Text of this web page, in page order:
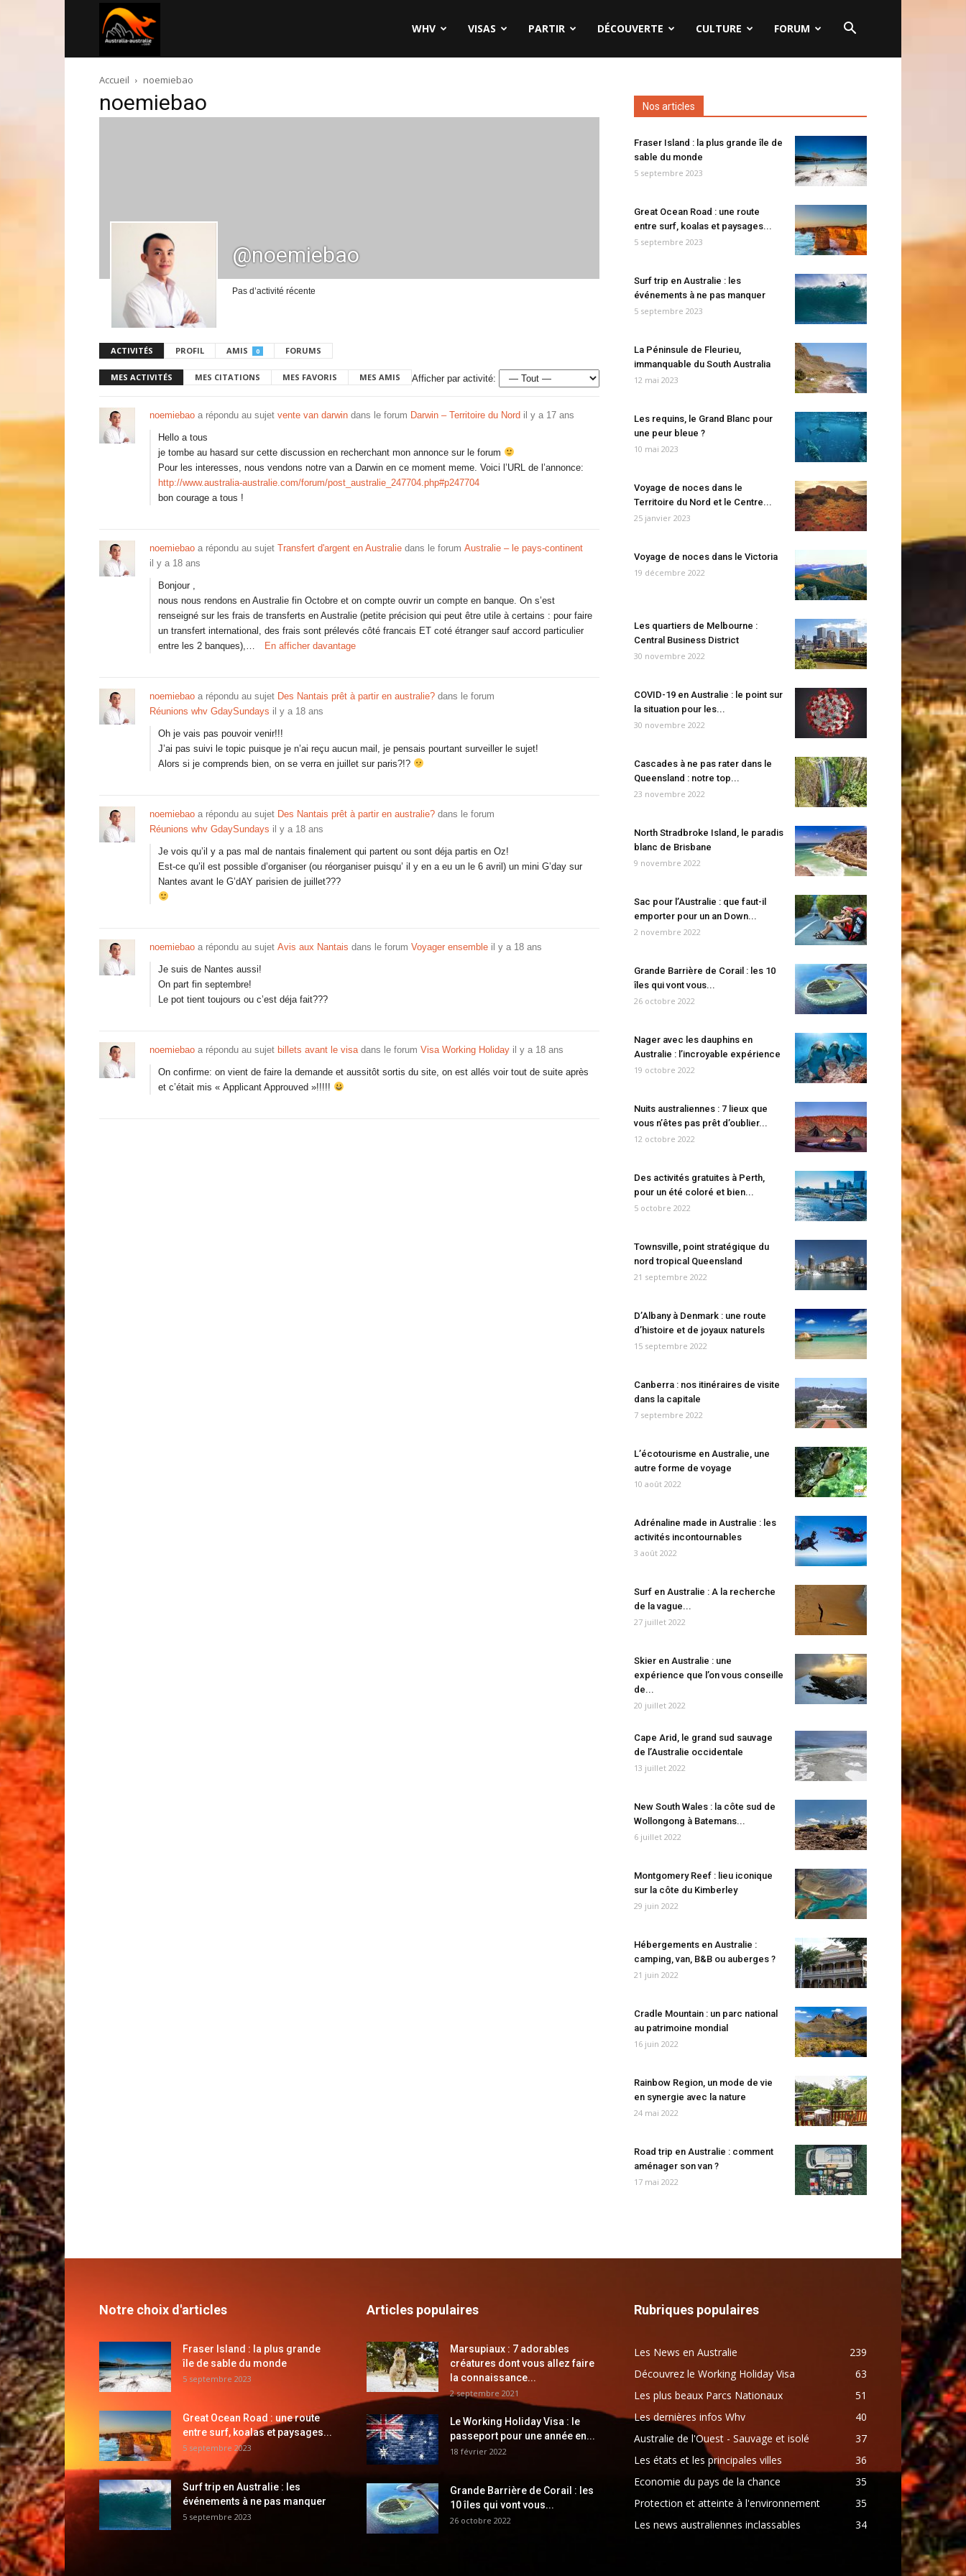
australie.com
WHV VISAS PARTIR DÉCOUVERTE CULTURE FORUM
Accueil noemiebao
noemiebao
@noemiebao
Pas d’activité récente
ACTIVITÉS PROFIL AMIS 0 FORUMS
MES ACTIVITÉS MES CITATIONS MES FAVORIS MES AMIS Afficher par activité:
noemiebao a répondu au sujet vente van darwin dans le forum Darwin – Territoire du Nord il y a 17 ans
Hello a tous
je tombe au hasard sur cette discussion en recherchant mon annonce sur le forum
Pour les interesses, nous vendons notre van a Darwin en ce moment meme. Voici l’URL de l’annonce:
http://www.australia-australie.com/forum/post_australie_247704.php#p247704
bon courage a tous !
noemiebao a répondu au sujet Transfert d'argent en Australie dans le forum Australie – le pays-continent
il y a 18 ans
Bonjour ,
nous nous rendons en Australie fin Octobre et on compte ouvrir un compte en banque. On s’est
renseigné sur les frais de transferts en Australie (petite précision qui peut être utile à certains : pour faire
un transfert international, des frais sont prélevés côté francais ET coté étranger sauf accord particulier
entre les 2 banques),…
En afficher davantage
noemiebao a répondu au sujet Des Nantais prêt à partir en australie? dans le forum
Réunions whv GdaySundays il y a 18 ans
Oh je vais pas pouvoir venir!!!
J’ai pas suivi le topic puisque je n’ai reçu aucun mail, je pensais pourtant surveiller le sujet!
Alors si je comprends bien, on se verra en juillet sur paris?!?
noemiebao a répondu au sujet Des Nantais prêt à partir en australie? dans le forum
Réunions whv GdaySundays il y a 18 ans
Je vois qu’il y a pas mal de nantais finalement qui partent ou sont déja partis en Oz!
Est-ce qu’il est possible d’organiser (ou réorganiser puisqu’ il y en a eu un le 6 avril) un mini G’day sur
Nantes avant le G’dAY parisien de juillet???
noemiebao a répondu au sujet Avis aux Nantais dans le forum Voyager ensemble il y a 18 ans
Je suis de Nantes aussi!
On part fin septembre!
Le pot tient toujours ou c’est déja fait???
noemiebao a répondu au sujet billets avant le visadans le forum Visa Working Holiday il y a 18 ans
On confirme: on vient de faire la demande et aussitôt sortis du site, on est allés voir tout de suite après
et c’était mis « Applicant Approuved »!!!!!
Nos articles
Fraser Island : la plus grande île de
sable du monde
5 septembre 2023
Great Ocean Road : une route
entre surf, koalas et paysages...
5 septembre 2023
Surf trip en Australie : les
événements à ne pas manquer
5 septembre 2023
La Péninsule de Fleurieu,
immanquable du South Australia
12 mai 2023
Les requins, le Grand Blanc pour
une peur bleue ?
10 mai 2023
Voyage de noces dans le
Territoire du Nord et le Centre...
25 janvier 2023
Voyage de noces dans le Victoria
19 décembre 2022
Les quartiers de Melbourne :
Central Business District
30 novembre 2022
COVID-19 en Australie : le point sur
la situation pour les...
30 novembre 2022
Cascades à ne pas rater dans le
Queensland : notre top...
23 novembre 2022
North Stradbroke Island, le paradis
blanc de Brisbane
9 novembre 2022
Sac pour l’Australie : que faut-il
emporter pour un an Down...
2 novembre 2022
Grande Barrière de Corail : les 10
îles qui vont vous...
26 octobre 2022
Nager avec les dauphins en
Australie : l’incroyable expérience
19 octobre 2022
Nuits australiennes : 7 lieux que
vous n’êtes pas prêt d’oublier...
12 octobre 2022
Des activités gratuites à Perth,
pour un été coloré et bien...
5 octobre 2022
Townsville, point stratégique du
nord tropical Queensland
21 septembre 2022
D’Albany à Denmark : une route
d’histoire et de joyaux naturels
15 septembre 2022
Canberra : nos itinéraires de visite
dans la capitale
7 septembre 2022
L’écotourisme en Australie, une
autre forme de voyage
10 août 2022
Adrénaline made in Australie : les
activités incontournables
3 août 2022
Surf en Australie : A la recherche
de la vague...
27 juillet 2022
Skier en Australie : une
expérience que l’on vous conseille
de...
20 juillet 2022
Cape Arid, le grand sud sauvage
de l’Australie occidentale
13 juillet 2022
New South Wales : la côte sud de
Wollongong à Batemans...
6 juillet 2022
Montgomery Reef : lieu iconique
sur la côte du Kimberley
29 juin 2022
Hébergements en Australie :
camping, van, B&B ou auberges ?
21 juin 2022
Cradle Mountain : un parc national
au patrimoine mondial
16 juin 2022
Rainbow Region, un mode de vie
en synergie avec la nature
24 mai 2022
Road trip en Australie : comment
aménager son van ?
17 mai 2022
Notre choix d'articles
Fraser Island : la plus grande
île de sable du monde
5 septembre 2023
Great Ocean Road : une route
entre surf, koalas et paysages...
5 septembre 2023
Surf trip en Australie : les
événements à ne pas manquer
5 septembre 2023
Articles populaires
Marsupiaux : 7 adorables
créatures dont vous allez faire
la connaissance...
2 septembre 2021
Le Working Holiday Visa : le
passeport pour une année en...
18 février 2022
Grande Barrière de Corail : les
10 îles qui vont vous...
26 octobre 2022
Rubriques populaires
Les News en Australie
239
Découvrez le Working Holiday Visa
63
Les plus beaux Parcs Nationaux
51
Les dernières infos Whv
40
Australie de l'Ouest - Sauvage et isolé
37
Les états et les principales villes
36
Economie du pays de la chance
35
Protection et atteinte à l'environnement
35
Les news australiennes inclassables
34